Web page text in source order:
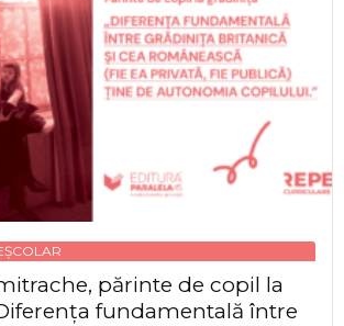
părinte de copil la
fundamentală între